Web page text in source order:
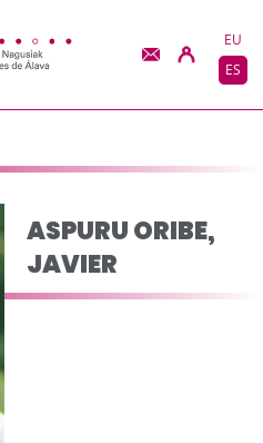
EU
ES
ASPURU ORIBE,
JAVIER